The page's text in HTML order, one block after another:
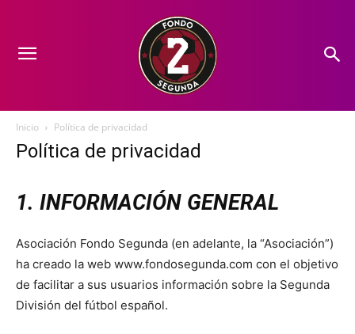
Inicio Política de privacidad
Política de privacidad
1. INFORMACIÓN GENERAL
Asociación Fondo Segunda (en adelante, la “Asociación”)
ha creado la web www.fondosegunda.com con el objetivo
de facilitar a sus usuarios información sobre la Segunda
División del fútbol español.